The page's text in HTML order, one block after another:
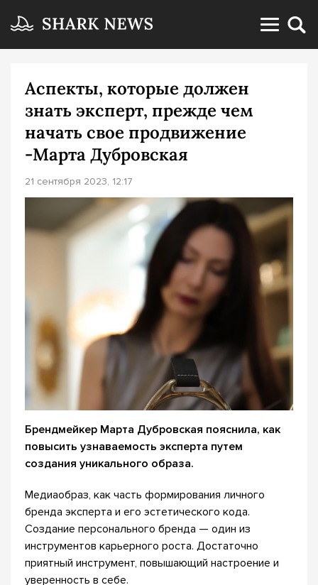
Аспекты, которые должен
знать эксперт, прежде чем
начать свое продвижение
-Марта Дубровская
21 сентября 2023, 12:17
Брендмейкер Марта Дубровская пояснила, как
повысить узнаваемость эксперта путем
создания уникального образа.
Медиаобраз, как часть формирования личного
бренда эксперта и его эстетического кода.
Создание персонального бренда — один из
инструментов карьерного роста. Достаточно
приятный инструмент, повышающий настроение и
уверенность в себе.